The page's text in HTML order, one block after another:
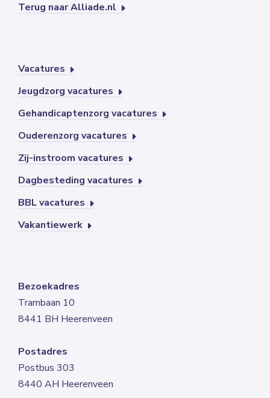
Terug naar Alliade.nl
Vacatures
Jeugdzorg vacatures
Gehandicaptenzorg vacatures
Ouderenzorg vacatures
Zij-instroom vacatures
Dagbesteding vacatures
BBL vacatures
Vakantiewerk
Bezoekadres
Trambaan 10
8441 BH Heerenveen
Postadres
Postbus 303
8440 AH Heerenveen